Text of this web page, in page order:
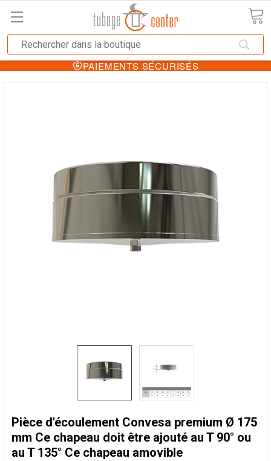
PAIEMENTS SÉCURISÉS
Pièce d'écoulement Convesa premium Ø 175
mm Ce chapeau doit être ajouté au T 90° ou
au T 135° Ce chapeau amovible